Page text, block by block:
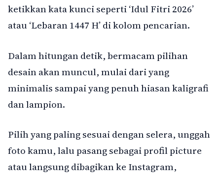
ketikkan kata kunci seperti ‘Idul Fitri 2026’
atau ‘Lebaran 1447 H’ di kolom pencarian.
Dalam hitungan detik, bermacam pilihan
desain akan muncul, mulai dari yang
minimalis sampai yang penuh hiasan kaligrafi
dan lampion.
Pilih yang paling sesuai dengan selera, unggah
foto kamu, lalu pasang sebagai profil picture
atau langsung dibagikan ke Instagram,